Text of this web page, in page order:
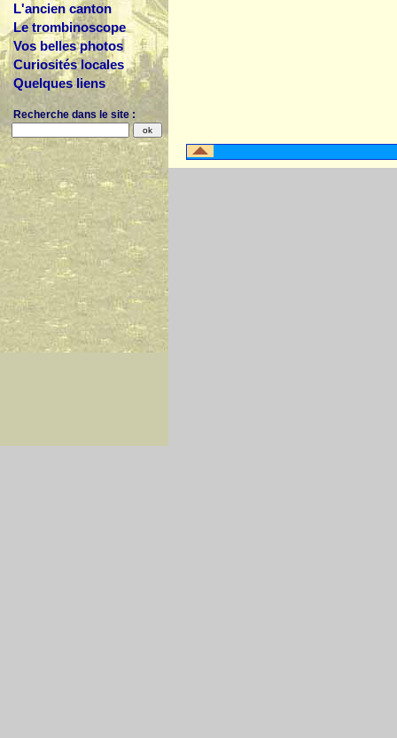
L'ancien canton
Le trombinoscope
Vos belles photos
Curiosités locales
Quelques liens
Recherche dans le site :